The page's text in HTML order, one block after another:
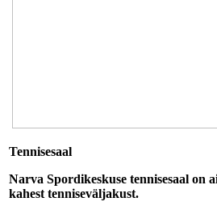
Tennisesaal
Narva Spordikeskuse tennisesaal on
kahest tenniseväljakust.